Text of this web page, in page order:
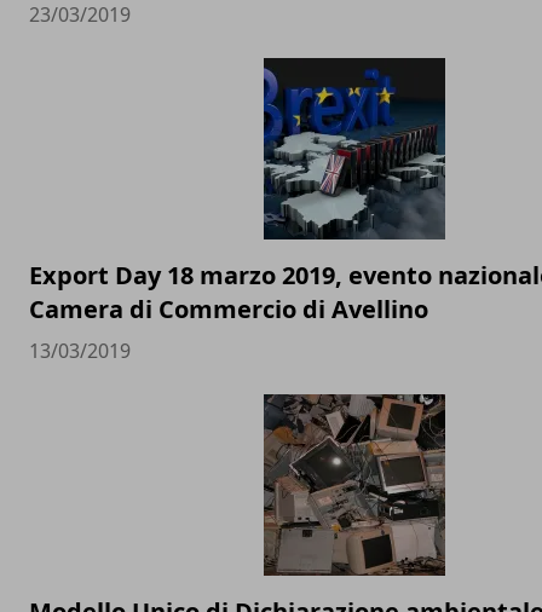
23/03/2019
Export Day 18 marzo 2019, evento
Camera di Commercio di Avellino
13/03/2019